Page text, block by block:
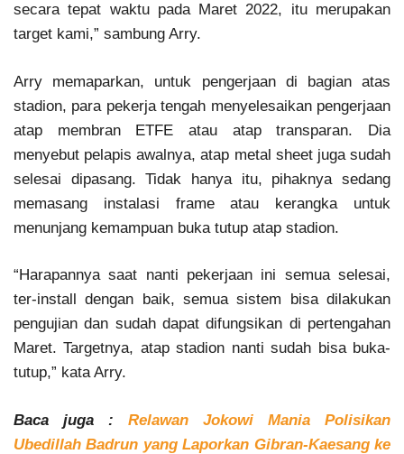
secara tepat waktu pada Maret 2022, itu merupakan
target kami,” sambung Arry.
Arry memaparkan, untuk pengerjaan di bagian atas
stadion, para pekerja tengah menyelesaikan pengerjaan
atap membran ETFE atau atap transparan. Dia
menyebut pelapis awalnya, atap metal sheet juga sudah
selesai dipasang. Tidak hanya itu, pihaknya sedang
memasang instalasi frame atau kerangka untuk
menunjang kemampuan buka tutup atap stadion.
“Harapannya saat nanti pekerjaan ini semua selesai,
ter-install dengan baik, semua sistem bisa dilakukan
pengujian dan sudah dapat difungsikan di pertengahan
Maret. Targetnya, atap stadion nanti sudah bisa buka-
tutup,” kata Arry.
Baca juga : Relawan Jokowi Mania Polisikan
Ubedillah Badrun yang Laporkan Gibran-Kaesang ke